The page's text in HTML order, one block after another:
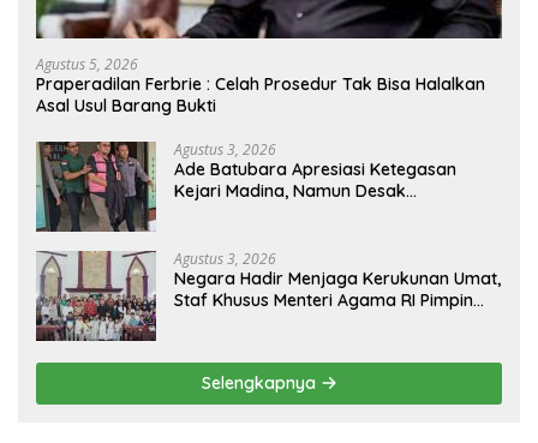
Agustus 5, 2026
Praperadilan Ferbrie : Celah Prosedur Tak Bisa Halalkan
Asal Usul Barang Bukti
Agustus 3, 2026
Ade Batubara Apresiasi Ketegasan
Kejari Madina, Namun Desak
Terlibat Kasus Smart Village
Agustus 3, 2026
Negara Hadir Menjaga Kerukunan Umat,
Staf Khusus Menteri Agama RI Pimpin
Selengkapnya